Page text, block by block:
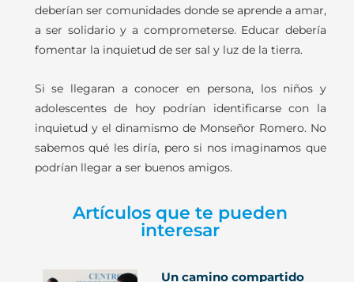
deberían ser comunidades donde se aprende a amar,
a ser solidario y a comprometerse. Educar debería
fomentar la inquietud de ser sal y luz de la tierra.
Si se llegaran a conocer en persona, los niños y
adolescentes de hoy podrían identificarse con la
inquietud y el dinamismo de Monseñor Romero. No
sabemos qué les diría, pero si nos imaginamos que
podrían llegar a ser buenos amigos.
Artículos que te pueden
interesar
Un camino compartido